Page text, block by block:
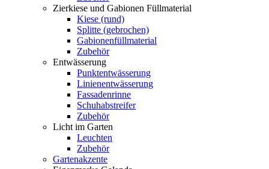
Zierkiese und Gabionen Füllmaterial
Kiese (rund)
Splitte (gebrochen)
Gabionenfüllmaterial
Zubehör
Entwässerung
Punktentwässerung
Linienentwässerung
Fassadenrinne
Schuhabstreifer
Zubehör
Licht im Garten
Leuchten
Zubehör
Gartenakzente